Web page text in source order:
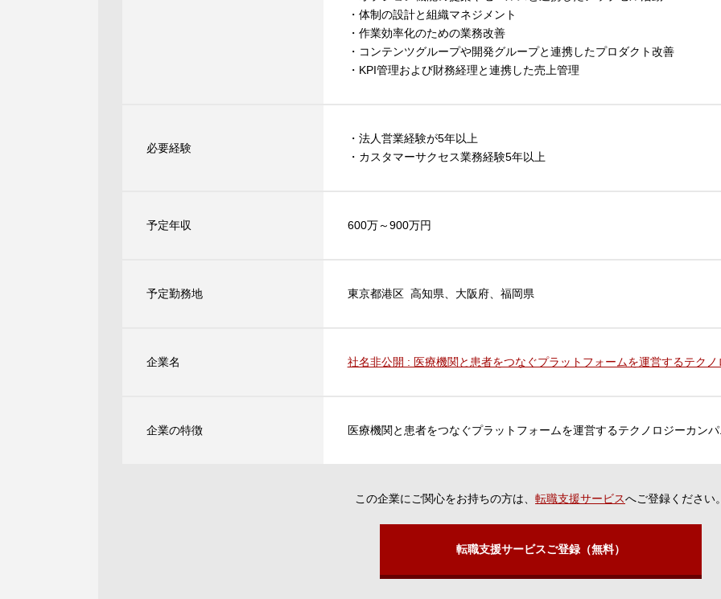
・体制の設計と組織マネジメント
・作業効率化のための業務改善
・コンテンツグループや開発グループと連携したプロダクト改善
・KPI管理および財務経理と連携した売上管理
必要経験
・法人営業経験が5年以上
・カスタマーサクセス業務経験5年以上
予定年収 600万～900万円
予定勤務地 東京都港区 高知県、大阪府、福岡県
企業名 社名非公開 : 医療機関と患者をつなぐプラットフォームを運営するテク
企業の特徴 医療機関と患者をつなぐプラットフォームを運営するテクノロジーカン
この企業にご関心をお持ちの方は、 転職支援サービスへご登録ください。
転職支援サービスご登録（無料）